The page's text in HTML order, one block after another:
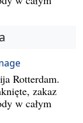
Rotterdam.
zakaz
w całym